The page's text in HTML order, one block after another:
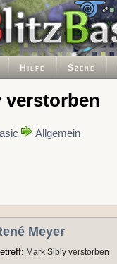
Hilfe Szene
verstorben
Allgemein
Meyer
Mark Sibly verstorben